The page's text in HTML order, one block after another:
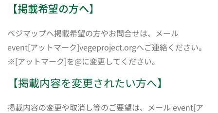
【掲載希望の方へ】
ベジマップへ掲載希望の方やお問合せは、メール
event[アットマーク]vegeproject.orgへご連絡ください。
※[アットマーク]を@に変更してください。
【掲載内容を変更されたい方へ】
掲載内容の変更や取消し等のご要望は、メール event[ア